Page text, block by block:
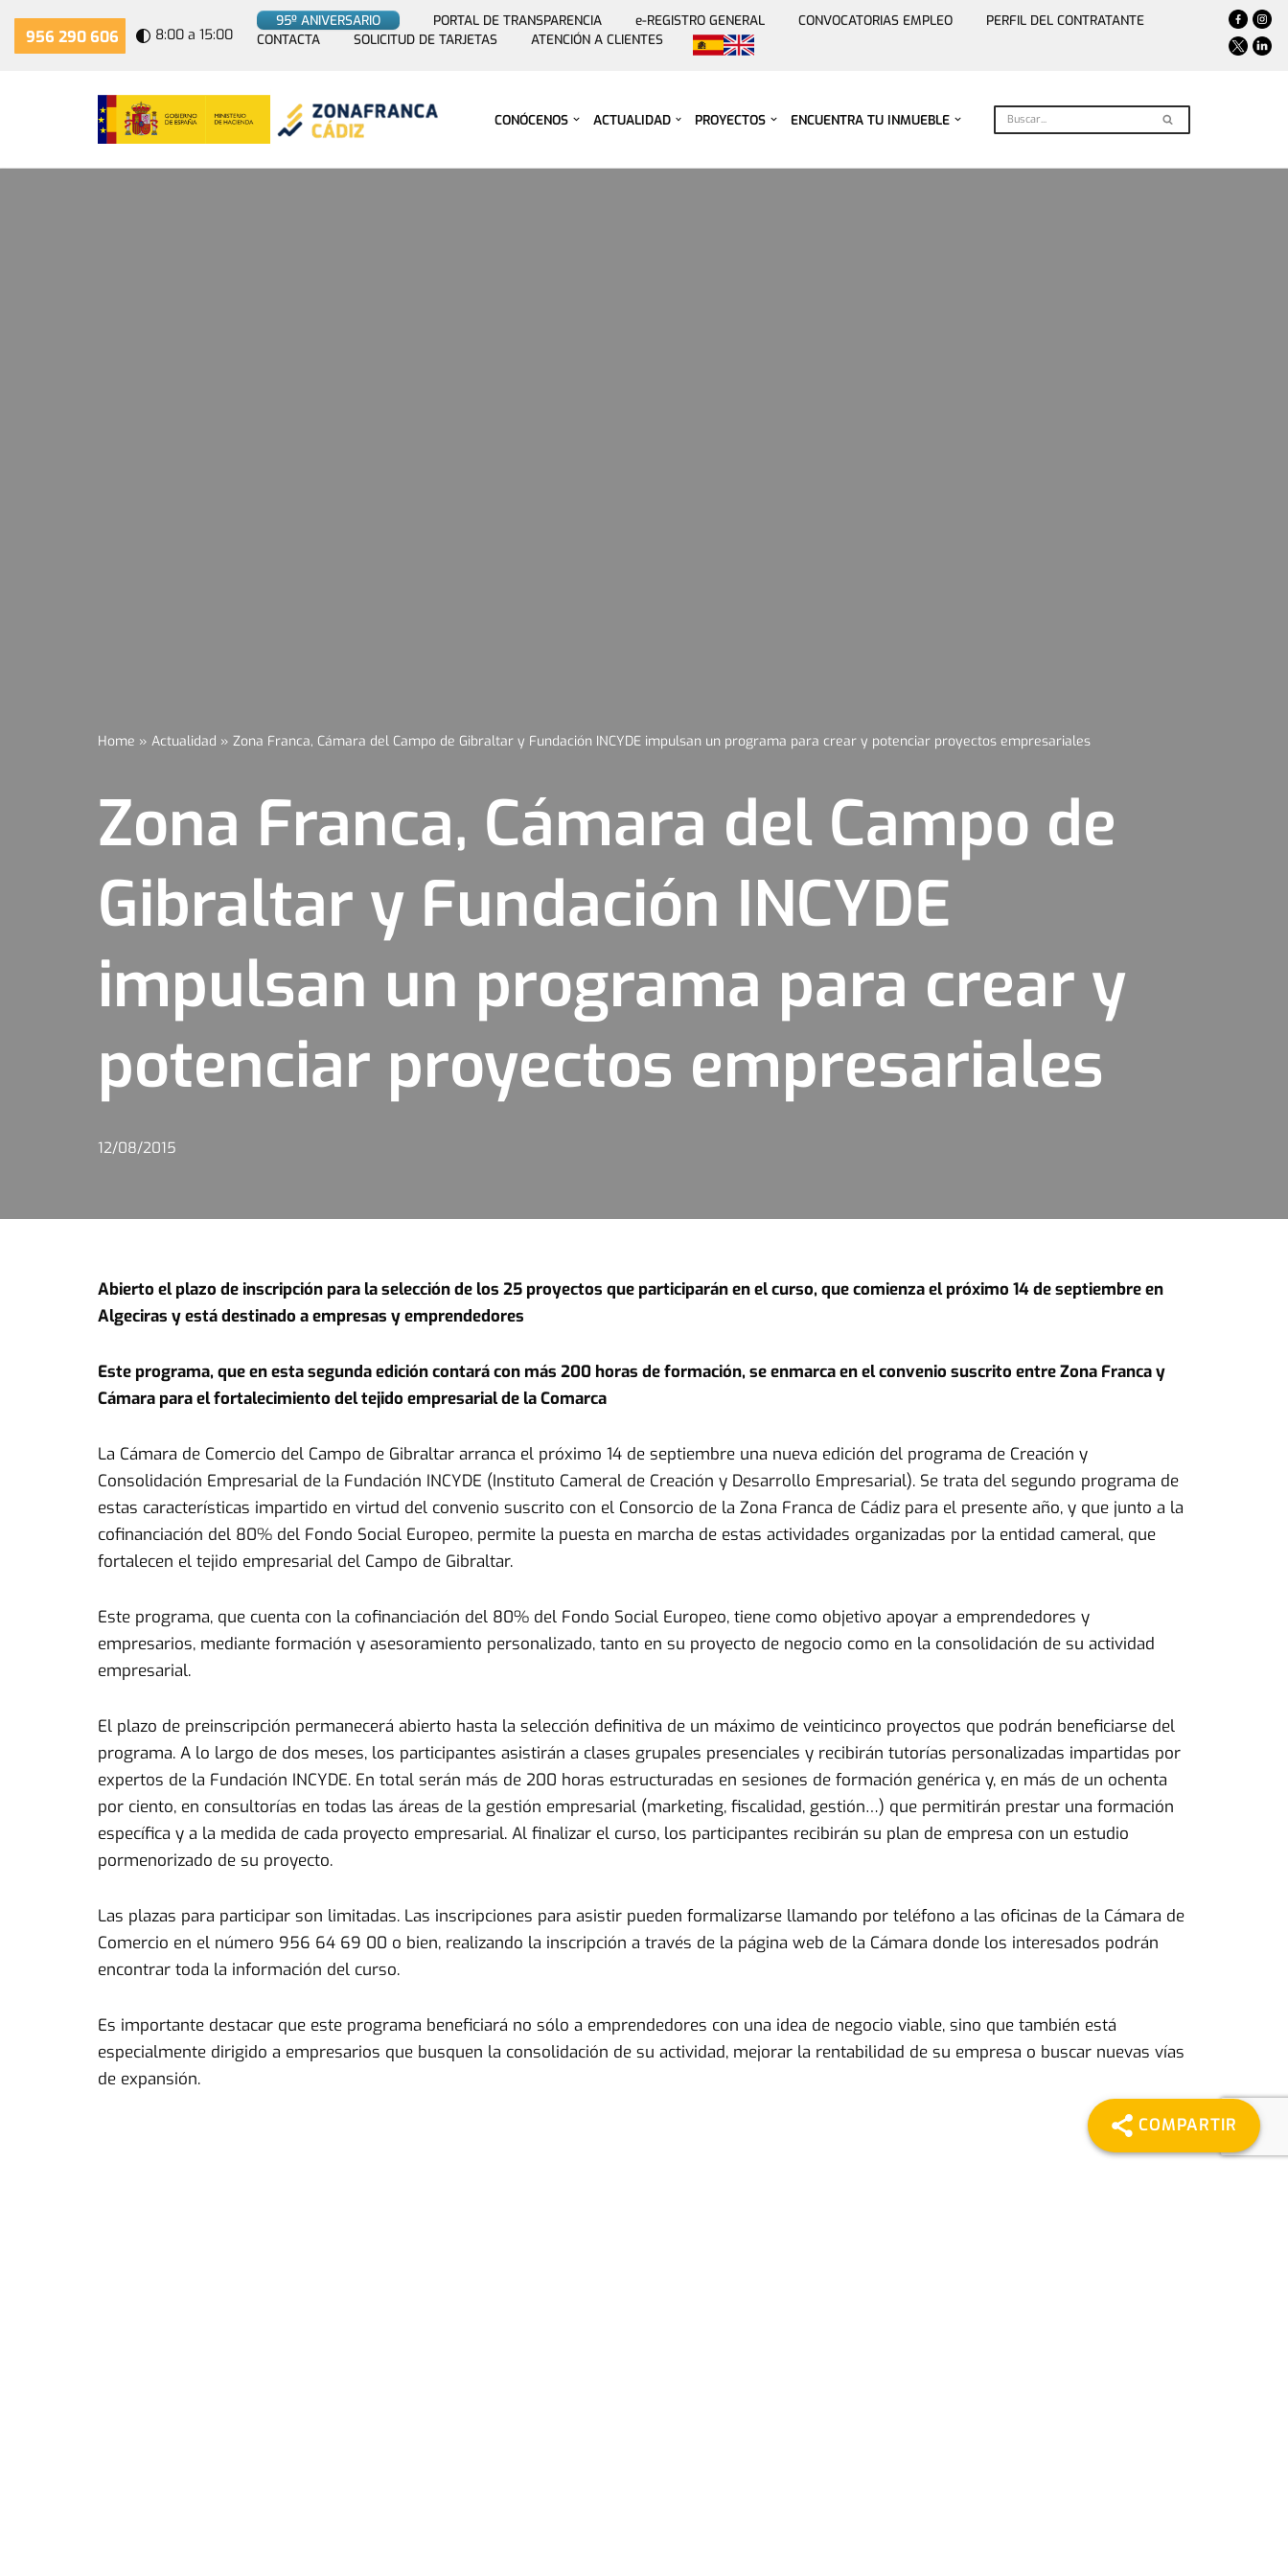
Saltar
956 290 606 8:00 a 15:00
95º ANIVERSARIO PORTAL DE TRANSPARENCIA e-REGISTRO GENERAL CONVOCATORIAS EMPLEO
PERFIL DEL CONTRATANTE
CONTACTA
SOLICITUD DE TARJETAS ATENCIÓN A CLIENTES
CONÓCENOS ACTUALIDAD PROYECTOS ENCUENTRA TU INMUEBLE
Home » Actualidad » Zona Franca, Cámara del Campo de Gibraltar y Fundación INCYDE impulsan un programa para crear y potenciar proyectos empresariales
Zona Franca, Cámara del Campo de
Gibraltar y Fundación INCYDE
impulsan un programa para crear y
potenciar proyectos empresariales
12/08/2015
Abierto el plazo de inscripción para la selección de los 25 proyectos que participarán en el curso, que comienza el próximo 14 de septiembre en
Algeciras y está destinado a empresas y emprendedores
Este programa, que en esta segunda edición contará con más 200 horas de formación, se enmarca en el convenio suscrito entre Zona Franca y
Cámara para el fortalecimiento del tejido empresarial de la Comarca
La Cámara de Comercio del Campo de Gibraltar arranca el próximo 14 de septiembre una nueva edición del programa de Creación y
Consolidación Empresarial de la Fundación INCYDE (Instituto Cameral de Creación y Desarrollo Empresarial). Se trata del segundo programa de
estas características impartido en virtud del convenio suscrito con el Consorcio de la Zona Franca de Cádiz para el presente año, y que junto a la
cofinanciación del 80% del Fondo Social Europeo, permite la puesta en marcha de estas actividades organizadas por la entidad cameral, que
fortalecen el tejido empresarial del Campo de Gibraltar.
Este programa, que cuenta con la cofinanciación del 80% del Fondo Social Europeo, tiene como objetivo apoyar a emprendedores y
empresarios, mediante formación y asesoramiento personalizado, tanto en su proyecto de negocio como en la consolidación de su actividad
empresarial.
El plazo de preinscripción permanecerá abierto hasta la selección definitiva de un máximo de veinticinco proyectos que podrán beneficiarse del
programa. A lo largo de dos meses, los participantes asistirán a clases grupales presenciales y recibirán tutorías personalizadas impartidas por
expertos de la Fundación INCYDE. En total serán más de 200 horas estructuradas en sesiones de formación genérica y, en más de un ochenta
por ciento, en consultorías en todas las áreas de la gestión empresarial (marketing, fiscalidad, gestión…) que permitirán prestar una formación
específica y a la medida de cada proyecto empresarial. Al finalizar el curso, los participantes recibirán su plan de empresa con un estudio
pormenorizado de su proyecto.
Las plazas para participar son limitadas. Las inscripciones para asistir pueden formalizarse llamando por teléfono a las oficinas de la Cámara de
Comercio en el número 956 64 69 00 o bien, realizando la inscripción a través de la página web de la Cámara donde los interesados podrán
encontrar toda la información del curso.
Es importante destacar que este programa beneficiará no sólo a emprendedores con una idea de negocio viable, sino que también está
especialmente dirigido a empresarios que busquen la consolidación de su actividad, mejorar la rentabilidad de su empresa o buscar nuevas vías
de expansión.
COMPARTIR